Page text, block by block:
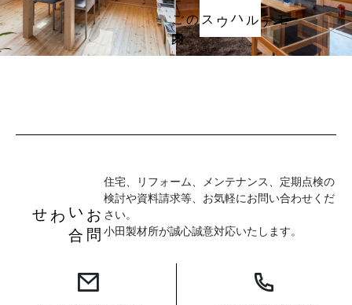
モデルハウスの
ご案内
お
問
い
合
わせ
住宅、リフォーム、メンテナンス、定期点検の
検討や資料請求等、お気軽にお問い合わせくだ
さい。
小田製材所が誠心誠意対応いたします。